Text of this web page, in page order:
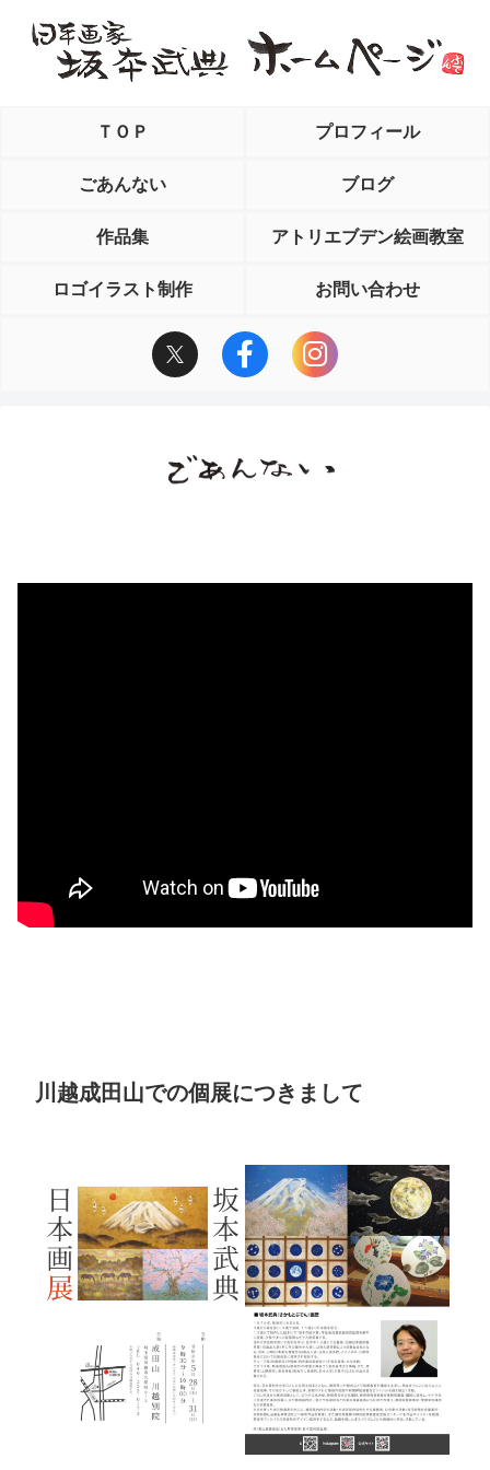
ＴＯＰ プロフィール
ごあんない ブログ
作品集 アトリエブデン絵画教室
ロゴイラスト制作 お問い合わせ
川越成田山での個展につきまして